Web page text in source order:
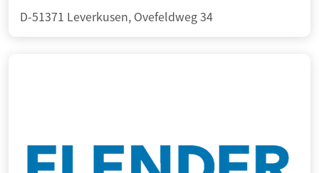
D-51371 Leverkusen, Ovefeldweg 34